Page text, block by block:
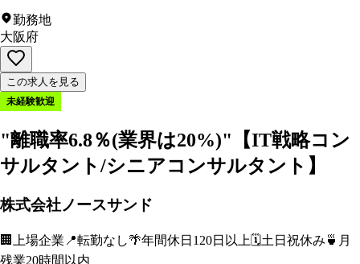
勤務地
大阪府
この求人を見る
未経験歓迎
"離職率6.8％(業界は20%)"【IT戦略コン
サルタント/シニアコンサルタント】
株式会社ノースサンド
🏢 上場企業 📍転勤なし🌴年間休日120日以上 🗓️土日祝休み 🍵 月
残業20時間以内